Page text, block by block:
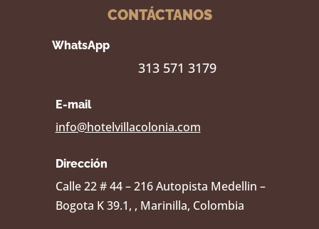
CONTÁCTANOS
WhatsApp
313 571 3179
E-mail
info@hotelvillacolonia.com
Dirección
Calle 22 # 44 – 216 Autopista Medellin –
Bogota K 39.1, , Marinilla, Colombia